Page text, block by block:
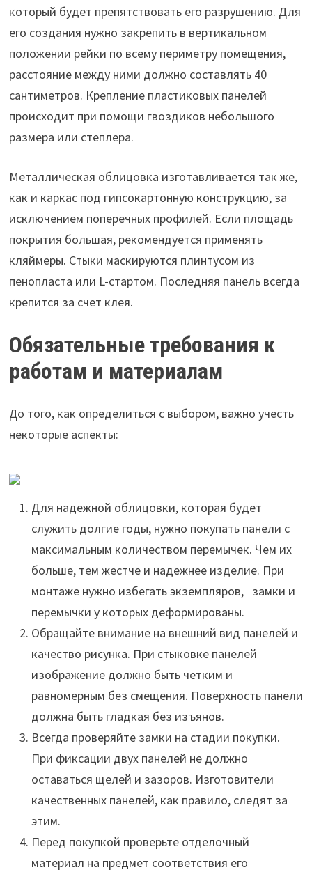
который будет препятствовать его разрушению. Для
его создания нужно закрепить в вертикальном
положении рейки по всему периметру помещения,
расстояние между ними должно составлять 40
сантиметров. Крепление пластиковых панелей
происходит при помощи гвоздиков небольшого
размера или степлера.
Металлическая облицовка изготавливается так же,
как и каркас под гипсокартонную конструкцию, за
исключением поперечных профилей. Если площадь
покрытия большая, рекомендуется применять
кляймеры. Стыки маскируются плинтусом из
пенопласта или L-стартом. Последняя панель всегда
крепится за счет клея.
Обязательные требования к
работам и материалам
До того, как определиться с выбором, важно учесть
некоторые аспекты:
Для надежной облицовки, которая будет
служить долгие годы, нужно покупать панели с
максимальным количеством перемычек. Чем их
больше, тем жестче и надежнее изделие. При
монтаже нужно избегать экземпляров, замки и
перемычки у которых деформированы.
Обращайте внимание на внешний вид панелей и
качество рисунка. При стыковке панелей
изображение должно быть четким и
равномерным без смещения. Поверхность панели
должна быть гладкая без изъянов.
Всегда проверяйте замки на стадии покупки.
При фиксации двух панелей не должно
оставаться щелей и зазоров. Изготовители
качественных панелей, как правило, следят за
этим.
Перед покупкой проверьте отделочный
материал на предмет соответствия его